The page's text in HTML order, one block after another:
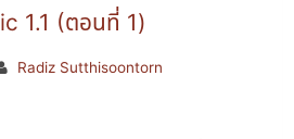
1.1 (ตอนที่ 1)
Radiz Sutthisoontorn